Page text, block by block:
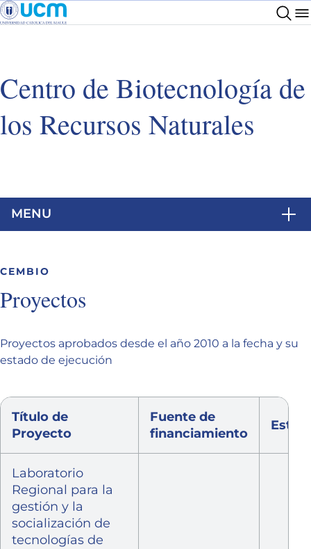
Centro de Biotecnología de
los Recursos Naturales
MENU
CEMBIO
Proyectos
Proyectos aprobados desde el año 2010 a la fecha y su
estado de ejecución
Título de
Proyecto
Fuente de
financiamiento
Laboratorio
Regional para la
gestión y la
socialización de
tecnologías de